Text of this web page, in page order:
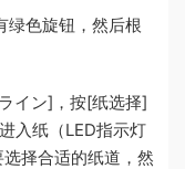
绿色旋钮，然后根
イン]，按[纸选择]
入纸（LED指示灯
择合适的纸道，然